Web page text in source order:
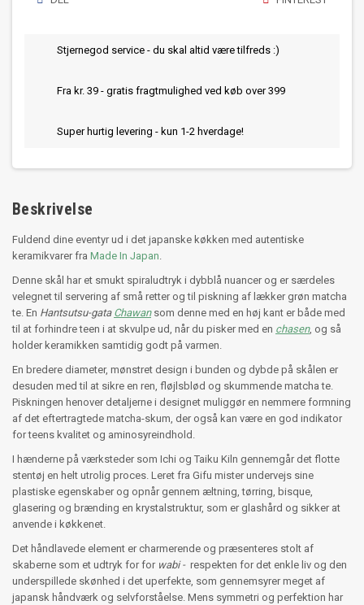
Stjernegod service - du skal altid være tilfreds :)
Fra kr. 39 - gratis fragtmulighed ved køb over 399
Super hurtig levering - kun 1-2 hverdage!
Beskrivelse
Fuldend dine eventyr ud i det japanske køkken med autentiske
keramikvarer fra Made In Japan.
Denne skål har et smukt spiraludtryk i dybblå nuancer og er særdeles
velegnet til servering af små retter og til piskning af lækker grøn matcha
te. En Hantsutsu-gata Chawansom denne med en høj kant er både med
til at forhindre teen i at skvulpe ud, når du pisker med en chasen, og så
holder keramikken samtidig godt på varmen.
En bredere diameter, mønstret design i bunden og dybde på skålen er
desuden med til at sikre en ren, fløjlsblød og skummende matcha te.
Piskningen henover detaljerne i designet muliggør en nemmere formning
af det eftertragtede matcha-skum, der også kan være en god indikator
for teens kvalitet og aminosyreindhold.
I hænderne på værksteder som Ichi og Taiku Kiln gennemgår det flotte
stentøj en helt utrolig proces. Leret fra Gifu mister undervejs sine
plastiske egenskaber og opnår gennem æltning, tørring, bisque,
glasering og brænding en krystalstruktur, som er glashård og sikker at
anvende i køkkenet.
Det håndlavede element er charmerende og præsenteres stolt af
skaberne som et udtryk for for wabi - respekten for det enkle liv og den
underspillede skønhed i det uperfekte, som gennemsyrer meget af
japansk håndværk og selvforståelse. Mens symmetri og perfektion har